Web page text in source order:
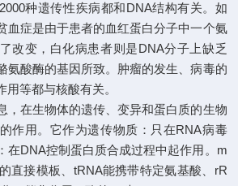
种遗传性疾病都和DNA结构有关。如
血症是由于患者的血红蛋白分子中一个氨
改变，白化病患者则是DNA分子上缺乏
氨酸酶的基因所致。肿瘤的发生、病毒的
等都与核酸有关。
在生物体的遗传、变异和蛋白质的生物
作用。它作为遗传物质：只在RNA病毒
在DNA控制蛋白质合成过程中起作用。m
直接模板、tRNA能携带特定氨基酸、rR